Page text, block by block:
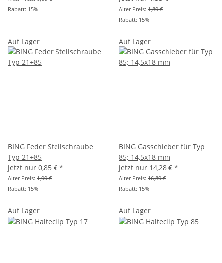
Rabatt: 15% Alter Preis: 1,80 €
Rabatt: 15%
Auf Lager
BING Feder Stellschraube
Typ 21+85
jetzt nur 0,85 € *
Alter Preis: 1,00 €
Rabatt: 15%
Auf Lager
BING Gasschieber für Typ
85; 14,5x18 mm
jetzt nur 14,28 € *
Alter Preis: 16,80 €
Rabatt: 15%
Auf Lager Auf Lager